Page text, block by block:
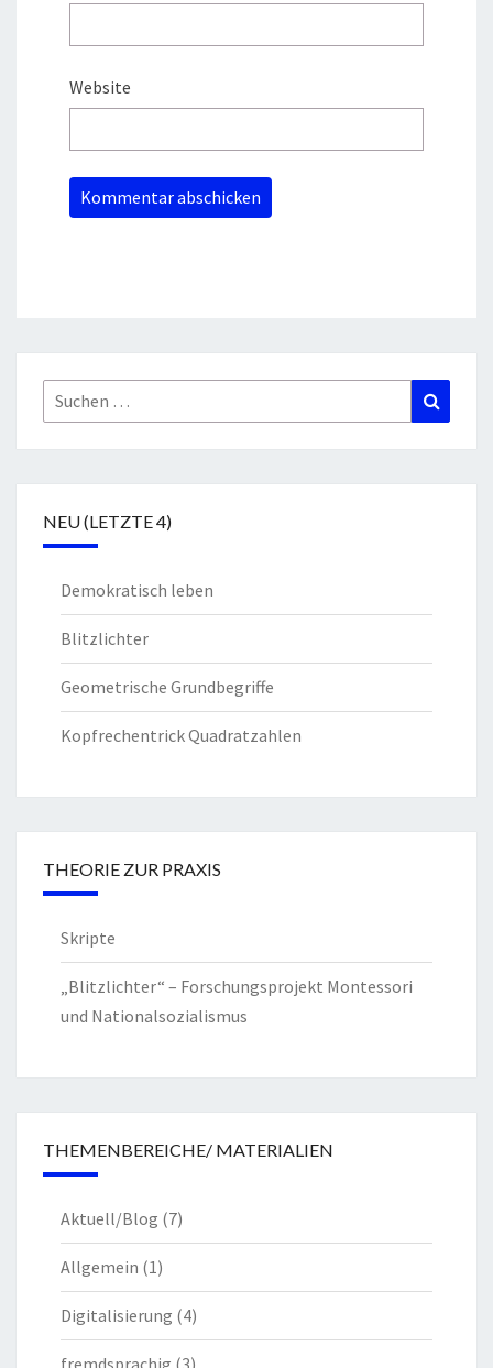
Website
Suchen
nach:
NEU (LETZTE 4)
Demokratisch leben
Blitzlichter
Geometrische Grundbegriffe
Kopfrechentrick Quadratzahlen
THEORIE ZUR PRAXIS
Skripte
„Blitzlichter“ – Forschungsprojekt Montessori
und Nationalsozialismus
THEMENBEREICHE/ MATERIALIEN
Aktuell/Blog (7)
Allgemein (1)
Digitalisierung (4)